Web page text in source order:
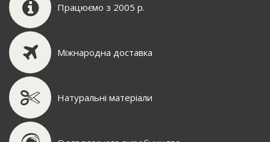
Працюємо з 2005 р.
Міжнародна доставка
Натуральні матеріали